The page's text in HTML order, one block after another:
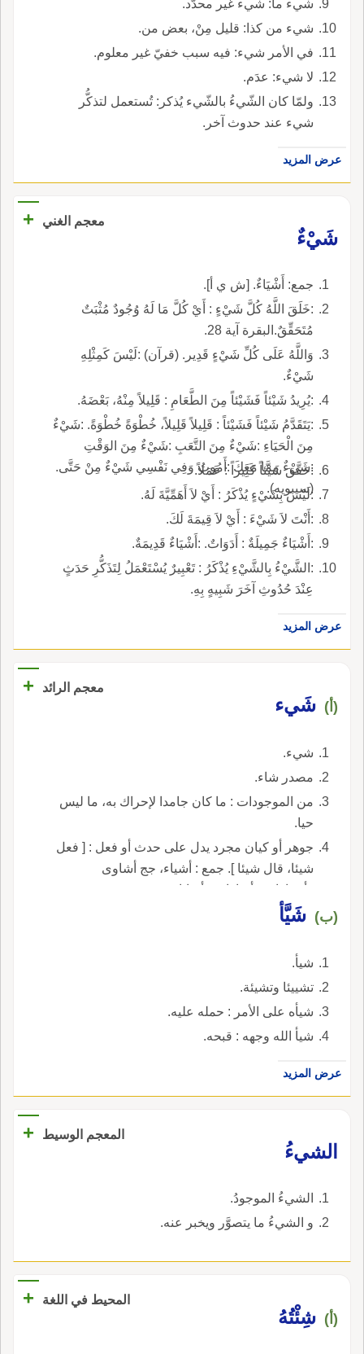
شيء ما: شيء غير محدَّد.
شيء من كذا: قليل مِنْ، بعض من.
في الأمر شيء: فيه سبب خفيّ غير معلوم.
لا شيء: عدَم.
ولمّا كان الشّيءُ بالشّيء يُذكر: تُستعمل لتذكُّر
شيء عند حدوث آخر.
عرض المزيد
معجم الغني
+
شَيْءٌ
جمع: أَشْيَاءٌ. [ش ي أ].
:خَلَقَ اللَّهُ كُلَّ شَيْءٍ : أَيْ كُلَّ مَا لَهُ وُجُودٌ مُثْبَتٌ
مُتَحَقِّقٌ.البقرة آية 28.
وَاللَّهُ عَلَى كُلِّ شَيْءٍ قَدِير. (قرآن) :لَيْسَ كَمِثْلِهِ
شَيْءٌ.
:يُرِيدُ شَيْئاً فَشَيْئاً مِنَ الطَّعَامِ : قَلِيلاً مِنْهُ، بَعْضَهُ.
:يَتَقَدَّمُ شَيْئاً فَشَيْئاً : قَلِيلاً قَلِيلاً، خُطْوَةً خُطْوَةً. :شَيْءٌ
مِنَ الْحَيَاءِ :شَيْءٌ مِنَ التَّعَبِ :شَيْءٌ مِنَ الوَقْتِ
:شَيْءٌ مِمَّا مَعَكَ :أَمُوتُ وَفِي نَفْسِي شَيْءٌ مِنْ حَتَّى.
(سيبويه).
:حَقَّقَ شَيْئاً كَثِيراً : عَمَلاً.
:لَيْسَ بِشَيْءٍ يُذْكَرُ : أَيْ لاَ أَهَمِّيَّةَ لَهُ.
:أَنْتَ لاَ شَيْءَ : أَيْ لاَ قِيمَةَ لَكَ.
:أَشْيَاءٌ جَمِيلَةٌ : أَدَوَاتٌ. :أَشْيَاءٌ قَدِيمَةٌ.
:الشَّيْءُ بِالشَّيْءِ يُذْكَرُ : تَعْبِيرٌ يُسْتَعْمَلُ لِتَذَكُّرِ حَدَثٍ
عِنْدَ حُدُوثِ آخَرَ شَبِيهٍ بِهِ.
عرض المزيد
معجم الرائد +
(أ) شَيء
شيء.
مصدر شاء.
من الموجودات : ما كان جامدا لإحراك به، ما ليس
حيا.
جوهر أو كيان مجرد يدل على حدث أو فعل : [ فعل
شيئا، قال شيئا ]. جمع : أشياء، جج أشاوى
وأشياءات وأشاوات وأشايا.
(ب) شَيَّأ
شيأ.
تشييئا وتشيئة.
شيأه على الأمر : حمله عليه.
شيأ الله وجهه : قبحه.
عرض المزيد
المعجم الوسيط
+
الشيءُ
الشيءُ الموجودُ.
و الشيءُ ما يتصوَّر ويخبر عنه.
المحيط في اللغة +
(أ) شِئْتُهُ